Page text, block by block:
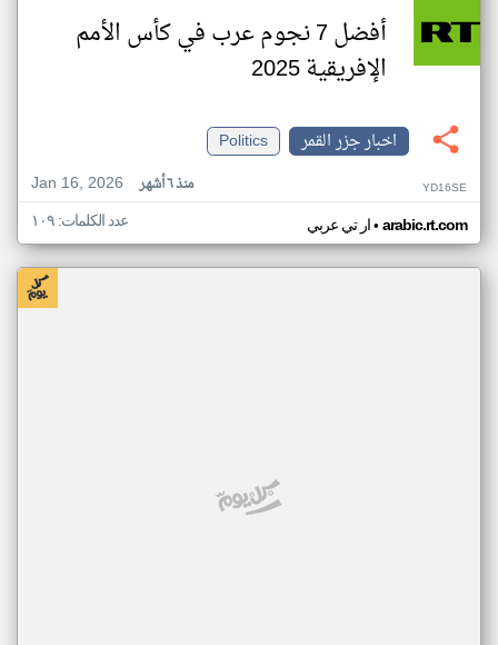
أفضل 7 نجوم عرب في كأس الأمم
الإفريقية 2025
اخبار جزر القمر
Politics
Jan 16, 2026
منذ ٦ أشهر YD16SE
ار تي عربي• arabic.rt.com عدد الكلمات: ١٠٩